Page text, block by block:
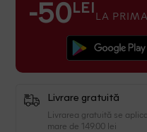
-50 LEI LA
Livrare gratuită
Livrarea gratuită se
mare de 149.00 lei